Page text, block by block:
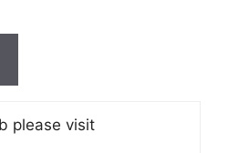
please visit